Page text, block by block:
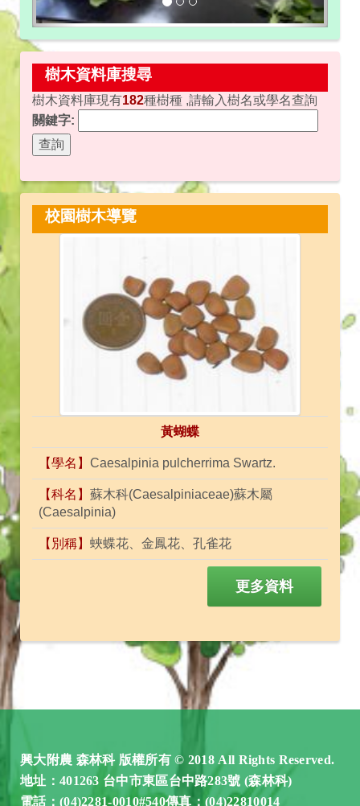
樹木資料庫搜尋
樹木資料庫現有182種樹種 ,請輸入樹名或學名查詢
關鍵字:
校園樹木導覽
黃蝴蝶
【學名】 Caesalpinia pulcherrima Swartz.
【科名】 蘇木科(Caesalpiniaceae)蘇木屬
(Caesalpinia)
【別稱】 蛺蝶花、金鳳花、孔雀花
更多資料
興大附農 森林科 版權所有 © 2018 All Rights Reserved.
地址：401263 台中市東區台中路283號 (森林科)
電話：(04)2281-0010#540傳真：(04)22810014